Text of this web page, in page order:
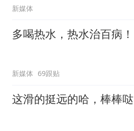
新媒体
多喝热水，热水治百病！
新媒体 69跟贴
这滑的挺远的哈，棒棒哒